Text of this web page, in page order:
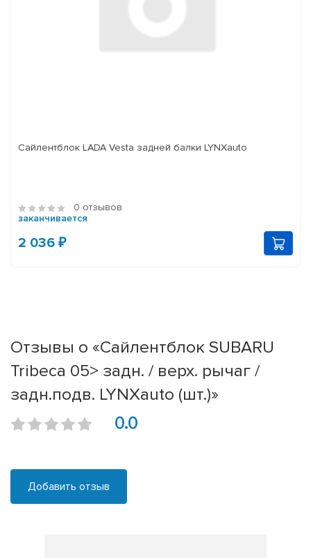
Сайлентблок LADA Vesta задней балки LYNXauto
0 отзывов
заканчивается
2 036 ₽
Отзывы о «Сайлентблок SUBARU
Tribeca 05> задн. / верх. рычаг /
задн.подв. LYNXauto (шт.)»
0.0
Добавить отзыв